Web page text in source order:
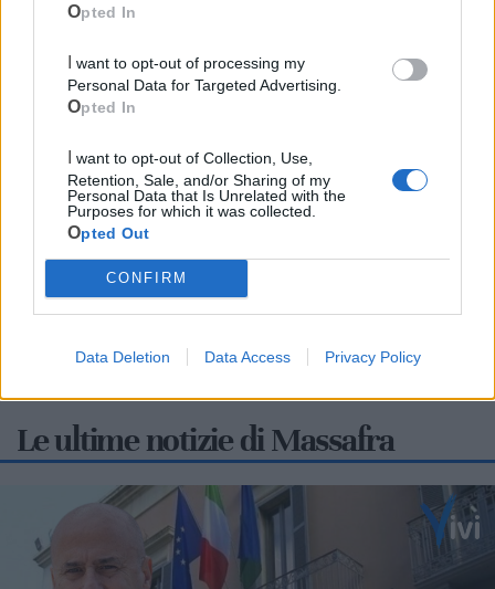
Opted In
Personal Data for Targeted Advertising.
Opted In
Retention, Sale, and/or Sharing of my
Personal Data that Is Unrelated with the
Purposes for which it was collected.
Opted Out
CONFIRM
Data Deletion Data Access Privacy Policy
Cia Agricoltori Italiani | Puglia - Area Due
Scopri tutte le notizie, gli eventi e la Web TV di Cia Puglia - Area
Le ultime notizie di Massafra